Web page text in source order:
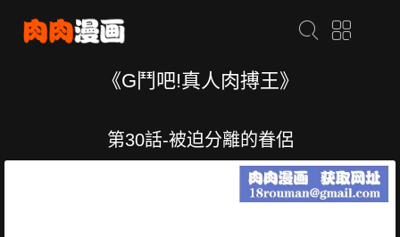
《G鬥吧!真人肉搏王》
第30話-被迫分離的眷侶